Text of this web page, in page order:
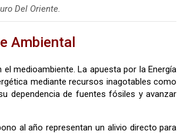
Del Oriente.
Ambiental
medioambiente. La apuesta por la Energía
mediante recursos inagotables como
dependencia de fuentes fósiles y avanzar
al año representan un alivio directo para